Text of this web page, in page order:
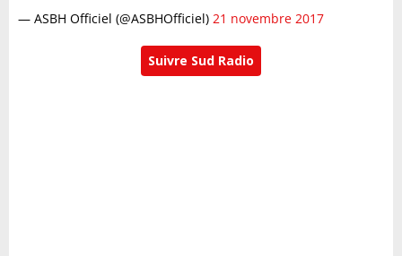
— ASBH Officiel (@ASBHOfficiel) 21 novembre 2017
Suivre Sud Radio